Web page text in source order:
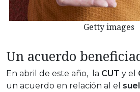
Getty images
Un acuerdo
En abril de este año, la CUT y el
un acuerdo en relación al el